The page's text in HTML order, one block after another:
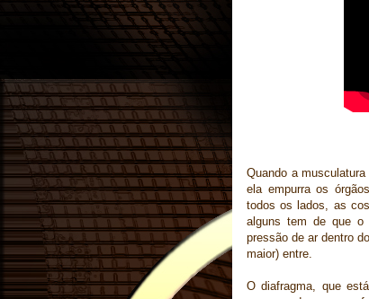
Quando a
ela empurra os
todos os lados, as
alguns tem de que o
pressão de ar dentro
maior) entre.
O diafragma, que